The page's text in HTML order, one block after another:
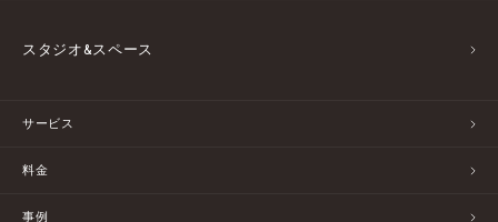
スタジオ&スペース
サービス
料金
事例